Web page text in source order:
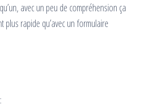
avec un peu de compréhension ça
plus rapide qu’avec un formulaire